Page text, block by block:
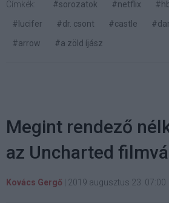
Címkék: #sorozatok #netflix
#lucifer
#dr. csont #castle
#arrow
#a zöld íjász
Megint rendező
az Uncharted
Kovács Gergő 2019 augusztus 23. 07:00